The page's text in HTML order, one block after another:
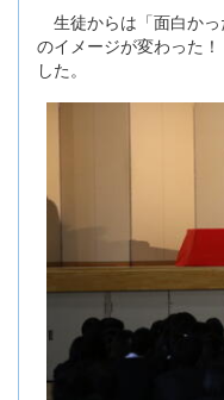
生徒からは「面白か
のイメージが変わった
した。